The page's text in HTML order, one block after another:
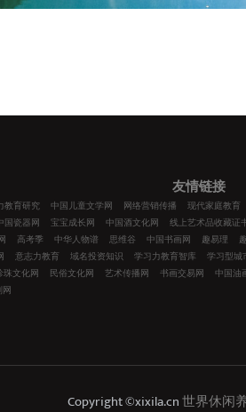
友情链接
教育研究 中国儿童文学网 网络营销传播 现代家庭教育
国瓷器网 宝宝成长网 中国酒文化网 线上艺术品收藏证
高考季 中华人物谱 思维谷 中国书画网 趣易理
意志力教育 域名投资知识 学习力教育智库 学习型城
珠文化网 民俗文化网 艺术传播网 书画交易网 中国油
Copyright ©xixila.cn世界休闲